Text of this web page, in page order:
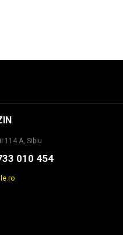
114 A, Sibiu
010 454